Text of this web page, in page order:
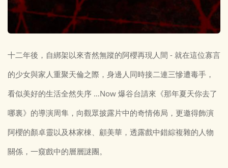
十二年後，自綁架以來杳然無蹤的阿櫻再現人間 - 就在這位寡言
的少女與家人重聚天倫之際，身邊人同時接二連三慘遭毒手，
看似美好的生活全然失序 …Now 爆谷台請來《那年夏天你去了
哪裏》的導演周隼，向觀眾披露片中的奇情佈局，更邀得飾演
阿櫻的顏卓靈以及林家棟、顧美華，透露戲中錯綜複雜的人物
關係，一窺戲中的層層謎團。